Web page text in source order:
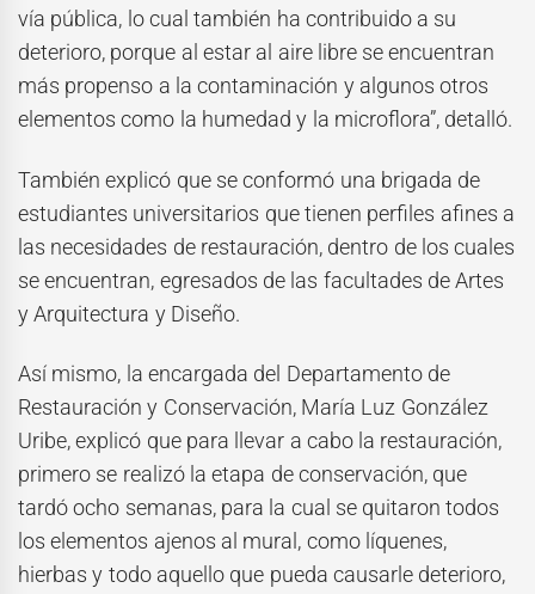
vía pública, lo cual también ha contribuido a su
deterioro, porque al estar al aire libre se encuentran
más propenso a la contaminación y algunos otros
elementos como la humedad y la microflora”, detalló.
También explicó que se conformó una brigada de
estudiantes universitarios que tienen perfiles afines a
las necesidades de restauración, dentro de los cuales
se encuentran, egresados de las facultades de Artes
y Arquitectura y Diseño.
Así mismo, la encargada del Departamento de
Restauración y Conservación, María Luz González
Uribe, explicó que para llevar a cabo la restauración,
primero se realizó la etapa de conservación, que
tardó ocho semanas, para la cual se quitaron todos
los elementos ajenos al mural, como líquenes,
hierbas y todo aquello que pueda causarle deterioro,